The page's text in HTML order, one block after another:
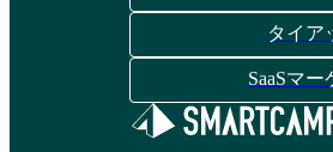
タイア
SaaSマ